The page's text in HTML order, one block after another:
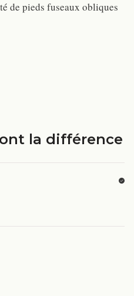
de pieds fuseaux obliques
la différence